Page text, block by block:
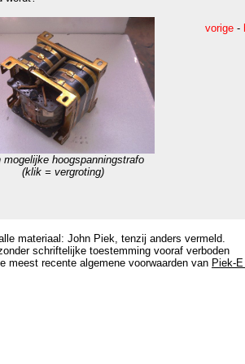
mogelijke hoogspanningstrafo
(klik = vergroting)
vorige-
materiaal: John Piek, tenzij anders vermeld.
schriftelijke toestemming vooraf verboden
meest recente algemene voorwaarden van Piek-